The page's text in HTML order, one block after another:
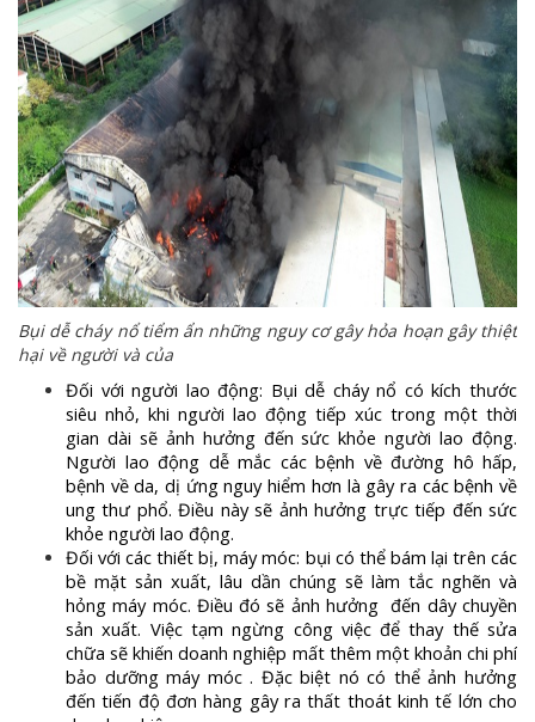
Bụi dễ cháy nổ tiểm ẩn những nguy cơ gây hỏa hoạn gây thiệt
hại về người và của
Đối với người lao động: Bụi dễ cháy nổ có kích thước
siêu nhỏ, khi người lao động tiếp xúc trong một thời
gian dài sẽ ảnh hưởng đến sức khỏe người lao động.
Người lao động dễ mắc các bệnh về đường hô hấp,
bệnh về da, dị ứng nguy hiểm hơn là gây ra các bệnh về
ung thư phổ. Điều này sẽ ảnh hưởng trực tiếp đến sức
khỏe người lao động.
Đối với các thiết bị, máy móc: bụi có thể bám lại trên các
bề mặt sản xuất, lâu dần chúng sẽ làm tắc nghẽn và
hỏng máy móc. Điều đó sẽ ảnh hưởng đến dây chuyền
sản xuất. Việc tạm ngừng công việc để thay thế sửa
chữa sẽ khiến doanh nghiệp mất thêm một khoản chi phí
bảo dưỡng máy móc . Đặc biệt nó có thể ảnh hưởng
đến tiến độ đơn hàng gây ra thất thoát kinh tế lớn cho